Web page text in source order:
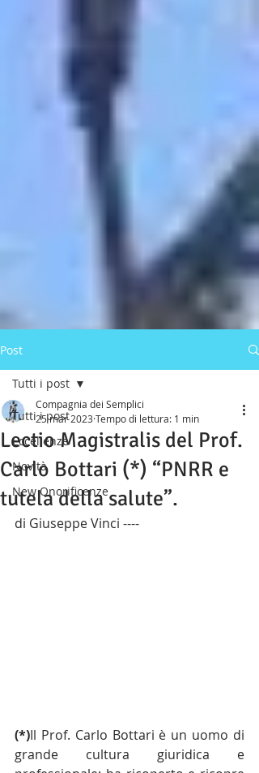
Post
Tutti i post
Eccellenze
Novità
New Onorificenze
Tutti i post
Lectio Magistralis del Prof.
Carlo Bottari (*) “PNRR e
tutela della salute”.
Compagnia dei Semplici
25 mar 2023 Tempo di lettura: 1 min
di Giuseppe Vinci ----
(*)Il Prof. Carlo Bottari è un uomo di
grande cultura giuridica e